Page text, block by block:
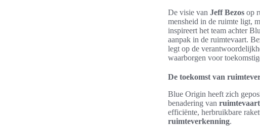
De visie van Jeff Bezos op
mensheid in de ruimte ligt,
inspireert het team achter
aanpak in de ruimtevaart.
legt op de
waarborgen voor
De toekomst van
Blue Origin heeft zich
benadering van
efficiënte, herbruikbare
ruimteverkenning.